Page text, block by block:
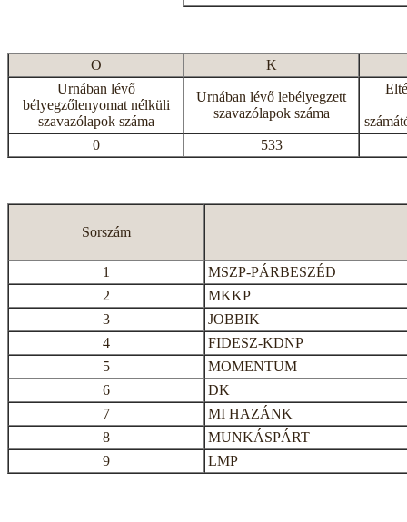
O
K
Urnában lévő
bélyegzőlenyomat nélküli
szavazólapok száma
Urnában lévő lebélyegzett
szavazólapok száma
0
533
Sorszám
1
MSZP-PÁRBESZÉD
2
MKKP
3
JOBBIK
4
FIDESZ-KDNP
5
MOMENTUM
6
DK
7
MI HAZÁNK
8
MUNKÁSPÁRT
9
LMP